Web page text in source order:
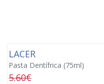
LACER
Pasta Dentífrica (75ml)
5.60€